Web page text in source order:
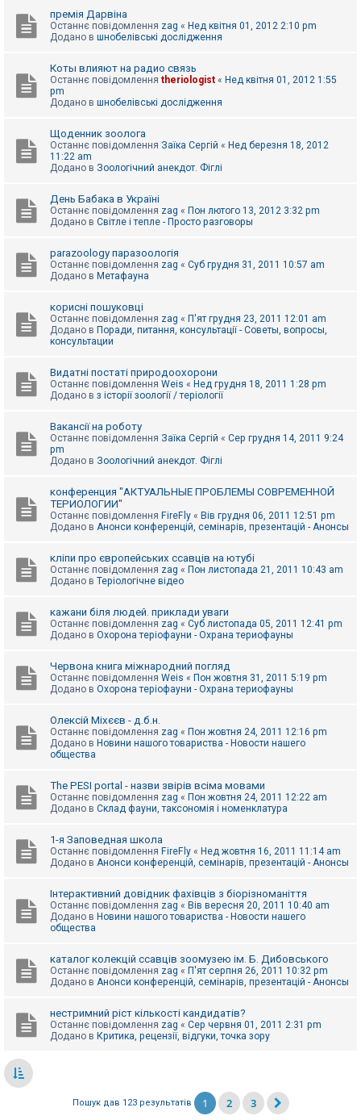
премія Дарвіна
Останнє повідомлення zag « Нед квітня 01, 2012 2:10 pm
Додано в шнобелівські дослідження
Коты влияют на радио связь
Останнє повідомлення theriologist « Нед квітня 01, 2012 1:55
pm
Додано в шнобелівські дослідження
Щоденник зоолога
Останнє повідомлення Заїка Сергій « Нед березня 18, 2012
11:22 am
Додано в Зоологічний анекдот. Фіглі
День Бабака в Україні
Останнє повідомлення zag « Пон лютого 13, 2012 3:32 pm
Додано в Світле і тепле - Просто разговоры
parazoology паразоологія
Останнє повідомлення zag « Суб грудня 31, 2011 10:57 am
Додано в Метафауна
корисні пошуковці
Останнє повідомлення zag « П'ят грудня 23, 2011 12:01 am
Додано в Поради, питання, консультації - Советы, вопросы,
консультации
Видатні постаті природоохорони
Останнє повідомлення Weis « Нед грудня 18, 2011 1:28 pm
Додано в з історії зоології / теріології
Вакансії на роботу
Останнє повідомлення Заїка Сергій « Сер грудня 14, 2011 9:24
pm
Додано в Зоологічний анекдот. Фіглі
конференция "АКТУАЛЬНЫЕ ПРОБЛЕМЫ СОВРЕМЕННОЙ
ТЕРИОЛОГИИ"
Останнє повідомлення FireFly « Вів грудня 06, 2011 12:51 pm
Додано в Анонси конференцій, семінарів, презентацій - Анонсы
кліпи про європейських ссавців на ютубі
Останнє повідомлення zag « Пон листопада 21, 2011 10:43 am
Додано в Теріологічне відео
кажани біля людей. приклади уваги
Останнє повідомлення zag « Суб листопада 05, 2011 12:41 pm
Додано в Охорона теріофауни - Охрана териофауны
Червона книга міжнародний погляд
Останнє повідомлення Weis « Пон жовтня 31, 2011 5:19 pm
Додано в Охорона теріофауни - Охрана териофауны
Олексій Міхєєв - д.б.н.
Останнє повідомлення zag « Пон жовтня 24, 2011 12:16 pm
Додано в Новини нашого товариства - Новости нашего
общества
The PESI portal - назви звірів всіма мовами
Останнє повідомлення zag « Пон жовтня 24, 2011 12:22 am
Додано в Склад фауни, таксономія і номенклатура
1-я Заповедная школа
Останнє повідомлення FireFly « Нед жовтня 16, 2011 11:14 am
Додано в Анонси конференцій, семінарів, презентацій - Анонсы
Інтерактивний довідник фахівців з біорізноманіття
Останнє повідомлення zag « Вів вересня 20, 2011 10:40 am
Додано в Новини нашого товариства - Новости нашего
общества
каталог колекцій ссавців зоомузею ім. Б. Дибовського
Останнє повідомлення zag « П'ят серпня 26, 2011 10:32 pm
Додано в Анонси конференцій, семінарів, презентацій - Анонсы
нестримний ріст кількості кандидатів?
Останнє повідомлення zag « Сер червня 01, 2011 2:31 pm
Додано в Критика, рецензії, відгуки, точка зору
Пошук дав 123 результатів 1 2 3